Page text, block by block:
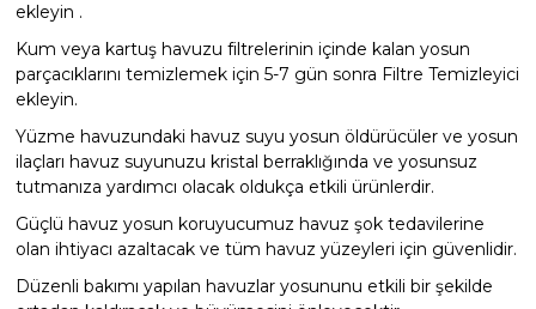
ekleyin .
Kum veya kartuş havuzu filtrelerinin içinde kalan yosun
parçacıklarını temizlemek için 5-7 gün sonra Filtre Temizleyici
ekleyin.
Yüzme havuzundaki havuz suyu yosun öldürücüler ve yosun
ilaçları havuz suyunuzu kristal berraklığında ve yosunsuz
tutmanıza yardımcı olacak oldukça etkili ürünlerdir.
Güçlü havuz yosun koruyucumuz havuz şok tedavilerine
olan ihtiyacı azaltacak ve tüm havuz yüzeyleri için güvenlidir.
Düzenli bakımı yapılan havuzlar yosununu etkili bir şekilde